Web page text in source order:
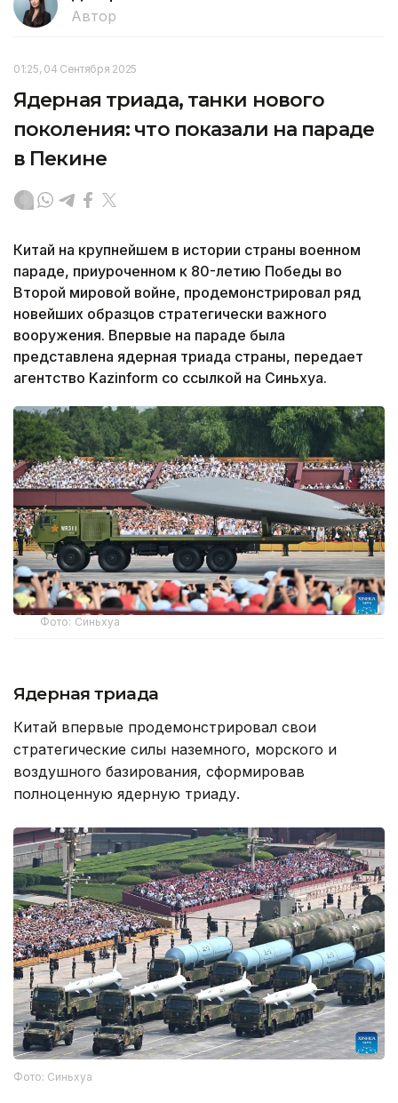
Автор
01:25, 04 Сентября 2025
Ядерная триада, танки нового
поколения: что показали на параде
в Пекине
Китай на крупнейшем в истории страны военном
параде, приуроченном к 80-летию Победы во
Второй мировой войне, продемонстрировал ряд
новейших образцов стратегически важного
вооружения. Впервые на параде была
представлена ядерная триада страны, передает
агентство Kazinform со ссылкой на Синьхуа.
Фото: Синьхуа
Ядерная триада
Китай впервые продемонстрировал свои
стратегические силы наземного, морского и
воздушного базирования, сформировав
полноценную ядерную триаду.
Фото: Синьхуа